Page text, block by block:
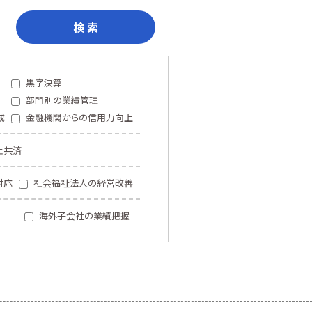
検 索
黒字決算
部門別の業績管理
金融機関からの信用力向上
共済
応 社会福祉法人の経営改善
海外子会社の業績把握